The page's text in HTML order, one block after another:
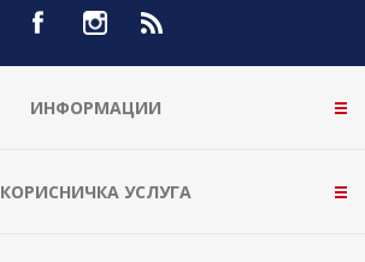
ИНФОРМАЦИИ
КОРИСНИЧКА УСЛУГА